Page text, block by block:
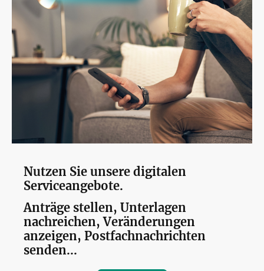
Nutzen Sie unsere digitalen
Serviceangebote.
Anträge stellen, Unterlagen
nachreichen, Veränderungen
anzeigen, Postfachnachrichten
senden...